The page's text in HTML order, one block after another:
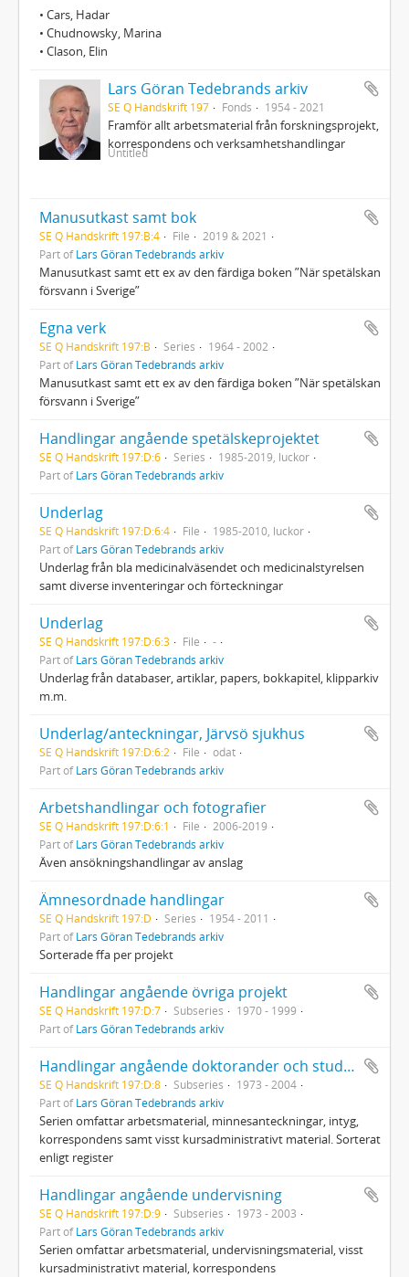
• Cars, Hadar
• Chudnowsky, Marina
• Clason, Elin
Lars Göran Tedebrands arkiv
SE Q Handskrift 197 Fonds 1954 - 2021
Framför allt arbetsmaterial från forskningsprojekt,
korrespondens och verksamhetshandlingar
Untitled
Manusutkast samt bok
SE Q Handskrift 197:B:4 File
2019 & 2021
Part ofLars Göran Tedebrands arkiv
Manusutkast samt ett ex av den färdiga boken ”När spetälskan
försvann i Sverige”
Egna verk
SE Q Handskrift 197:B Series
1964 - 2002
Part ofLars Göran Tedebrands arkiv
Manusutkast samt ett ex av den färdiga boken ”När spetälskan
försvann i Sverige”
Handlingar angående spetälskeprojektet
SE Q Handskrift 197:D:6 Series
1985-2019, luckor
Part ofLars Göran Tedebrands arkiv
Underlag
SE Q Handskrift 197:D:6:4 File
1985-2010, luckor
Part ofLars Göran Tedebrands arkiv
Underlag från bla medicinalväsendet och medicinalstyrelsen
samt diverse inventeringar och förteckningar
Underlag
SE Q Handskrift 197:D:6:3 File
-
Part ofLars Göran Tedebrands arkiv
Underlag från databaser, artiklar, papers, bokkapitel, klipparkiv
m.m.
Underlag/anteckningar, Järvsö sjukhus
SE Q Handskrift 197:D:6:2 File
odat
Part ofLars Göran Tedebrands arkiv
Arbetshandlingar och fotografier
SE Q Handskrift 197:D:6:1 File
2006-2019
Part ofLars Göran Tedebrands arkiv
Även ansökningshandlingar av anslag
Ämnesordnade handlingar
SE Q Handskrift 197:D Series
1954 - 2011
Part ofLars Göran Tedebrands arkiv
Sorterade ffa per projekt
Handlingar angående övriga projekt
SE Q Handskrift 197:D:7 Subseries
1970 - 1999
Part ofLars Göran Tedebrands arkiv
Handlingar angående doktorander och studenter
SE Q Handskrift 197:D:8 Subseries
1973 - 2004
Part ofLars Göran Tedebrands arkiv
Serien omfattar arbetsmaterial, minnesanteckningar, intyg,
korrespondens samt visst kursadministrativt material. Sorterat
enligt register
Handlingar angående undervisning
SE Q Handskrift 197:D:9 Subseries
1973 - 2003
Part ofLars Göran Tedebrands arkiv
Serien omfattar arbetsmaterial, undervisningsmaterial, visst
kursadministrativt material, korrespondens